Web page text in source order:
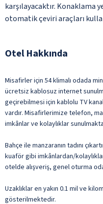
karşılayacaktır. Konaklama
otomatik çeviri araçları
Otel Hakkında
Misafirler için 54 klimalı odada
ücretsiz kablosuz internet
geçirebilmesi için kablolu TV
vardır. Misafirlerimize telefon,
imkânlar ve kolaylıklar
Bahçe ile manzaranın tadını
kuaför gibi imkânlardan/
otelde alışveriş, genel oturma
Uzaklıklar en yakın 0.1 mil ve
gösterilmektedir.